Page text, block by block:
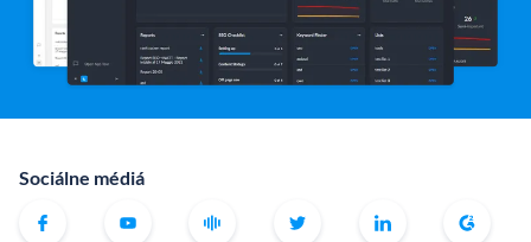
Sociálne médiá